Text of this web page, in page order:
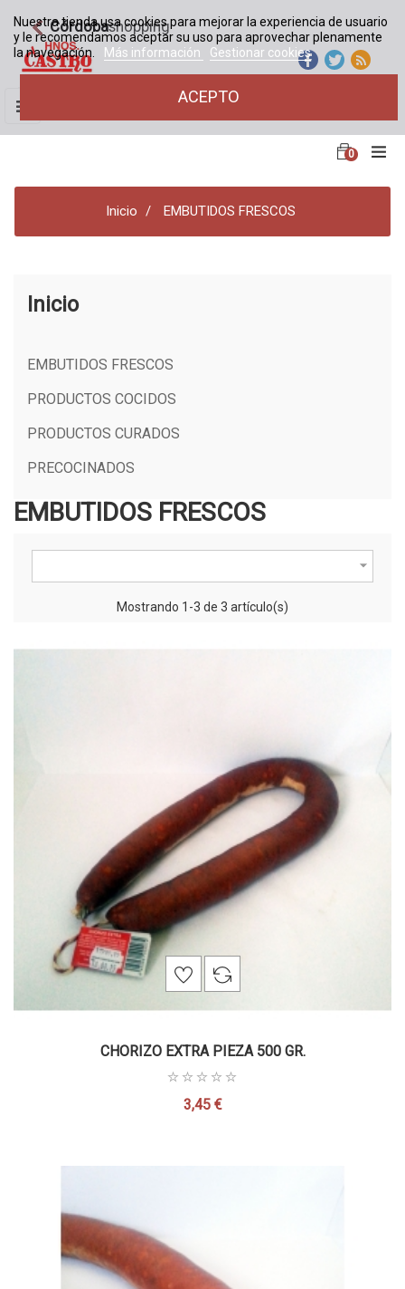
Córdobashopping
Nuestra tienda usa cookies para mejorar la experiencia de usuario
y le recomendamos aceptar su uso para aprovechar plenamente
la navegación.
Más información Gestionar cookies
ACEPTO
Navegación
de
palanca
☰
0
Inicio EMBUTIDOS FRESCOS
Inicio
EMBUTIDOS FRESCOS
PRODUCTOS COCIDOS
PRODUCTOS CURADOS
PRECOCINADOS
EMBUTIDOS FRESCOS

Mostrando 1-3 de 3 artículo(s)
CHORIZO EXTRA PIEZA 500 GR.
Precio
3,45 €